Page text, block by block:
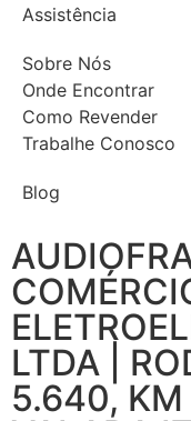
Assistência
Sobre Nós
Onde Encontrar
Como Revender
Trabalhe Conosco
Blog
LTDA |
5.640, KM